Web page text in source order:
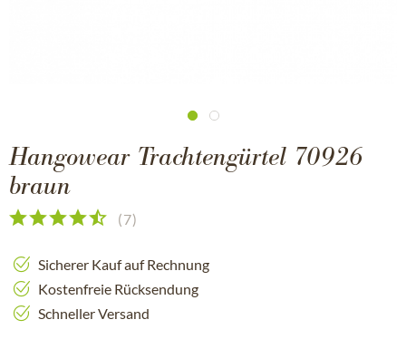
Hangowear Trachtengürtel 70926
braun
(7)
Sicherer Kauf auf Rechnung
Kostenfreie Rücksendung
Schneller Versand